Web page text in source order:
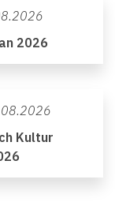
2026
Kultur